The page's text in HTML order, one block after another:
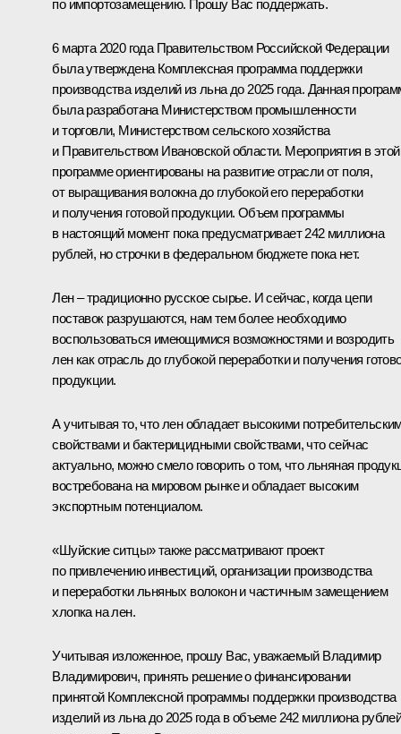
по импортозамещению. Прошу Вас поддержать.
6 марта 2020 года Правительством Российской Федерации
была утверждена Комплексная программа поддержки
производства изделий из льна до 2025 года. Данная
была разработана Министерством промышленности
и торговли, Министерством сельского хозяйства
и Правительством Ивановской области. Мероприятия в этой
программе ориентированы на развитие отрасли от поля,
от выращивания волокна до глубокой его переработки
и получения готовой продукции. Объем программы
в настоящий момент пока предусматривает 242 миллиона
рублей, но строчки в федеральном бюджете пока нет.
Лен – традиционно русское сырье. И сейчас, когда цепи
поставок разрушаются, нам тем более необходимо
воспользоваться имеющимися возможностями и возродить
лен как отрасль до глубокой переработки и получения
продукции.
А учитывая то, что лен обладает высокими
свойствами и бактерицидными свойствами, что сейчас
актуально, можно смело говорить о том, что льняная
востребована на мировом рынке и обладает высоким
экспортным потенциалом.
«Шуйские ситцы» также рассматривают проект
по привлечению инвестиций, организации производства
и переработки льняных волокон и частичным замещением
хлопка на лен.
Учитывая изложенное, прошу Вас, уважаемый Владимир
Владимирович, принять решение о финансировании
принятой Комплексной программы поддержки производства
изделий из льна до 2025 года в объеме 242 миллиона